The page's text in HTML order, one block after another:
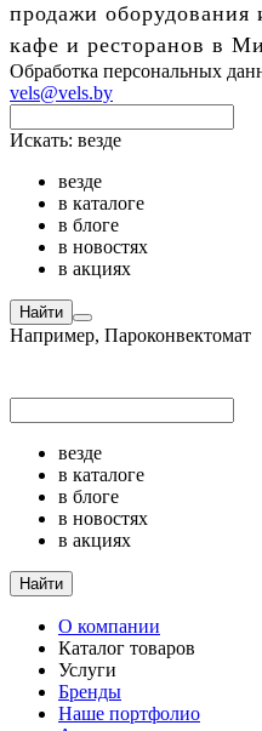
продажи оборудования
кафе и ресторанов в
Обработка персональных
vels@vels.by
Искать: везде
везде
в каталоге
в блоге
в новостях
в акциях
Найти
Например, Пароконвектомат
везде
в каталоге
в блоге
в новостях
в акциях
Найти
О компании
Каталог товаров
Услуги
Бренды
Наше портфолио